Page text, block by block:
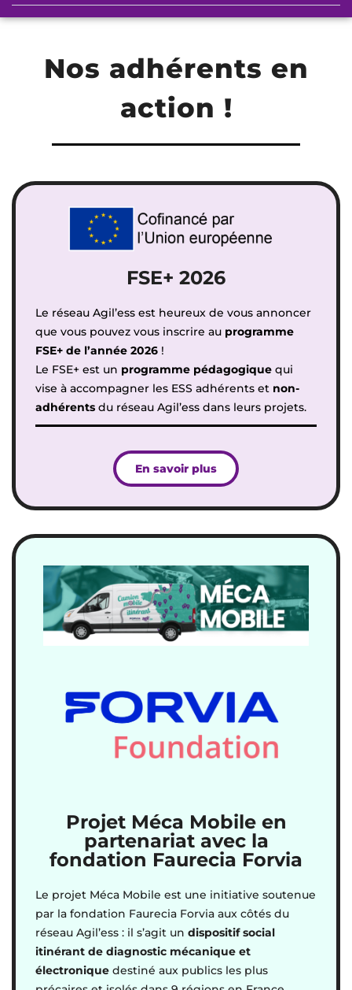
Nos adhérents en
action !
FSE+ 2026
Le réseau Agil’ess est heureux de vous annoncer
que vous pouvez vous inscrire au programme
FSE+ de l’année 2026 !
Le FSE+ est un programme pédagogique qui
vise à accompagner les ESS adhérents et non-
adhérents du réseau Agil’ess dans leurs projets.
En savoir plus
Projet Méca Mobile en
partenariat avec la
fondation Faurecia Forvia
Le projet Méca Mobile est une initiative soutenue
par la fondation Faurecia Forvia aux côtés du
réseau Agil’ess : il s’agit undispositif social
itinérant de diagnostic mécanique et
électronique destiné aux publics les plus